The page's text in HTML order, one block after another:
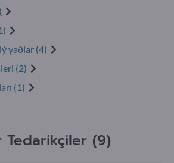
yaðlar (4)
(2)
(1)
Tedarikçiler (9)